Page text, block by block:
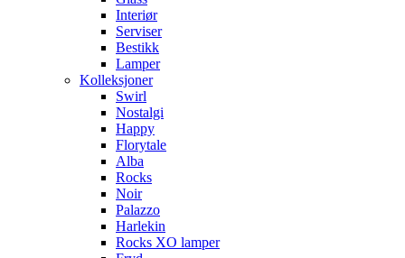
Interiør
Serviser
Bestikk
Lamper
Kolleksjoner
Swirl
Nostalgi
Happy
Florytale
Alba
Rocks
Noir
Palazzo
Harlekin
Rocks XO lamper